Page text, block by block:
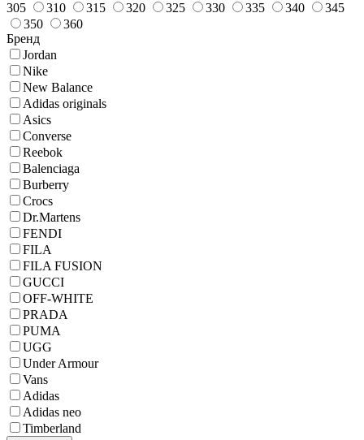
305
310 315 320 325 330 335 340
345
350
360
Бренд
Jordan
Nike
New Balance
Adidas originals
Asics
Converse
Reebok
Balenciaga
Burberry
Crocs
Dr.Martens
FENDI
FILA
FILA FUSION
GUCCI
OFF-WHITE
PRADA
PUMA
UGG
Under Armour
Vans
Adidas
Adidas neo
Timberland